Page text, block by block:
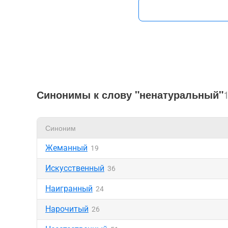
Синонимы к слову "ненатуральный"
Синоним
Жеманный 19
Искусственный 36
Наигранный 24
Нарочитый 26